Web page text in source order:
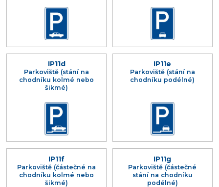
IP11d
Parkoviště (stání na
chodníku kolmé nebo
šikmé)
IP11e
Parkoviště (stání na
chodníku podélné)
IP11f
Parkoviště (částečné na
chodníku kolmé nebo
šikmé)
IP11g
Parkoviště (částečné
stání na chodníku
podélné)